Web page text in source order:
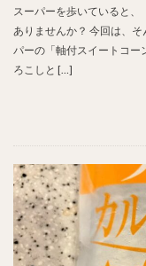
スーパーを歩いていると
ありませんか？ 今回は、
パーの「軸付スイートコー
ろこしと […]